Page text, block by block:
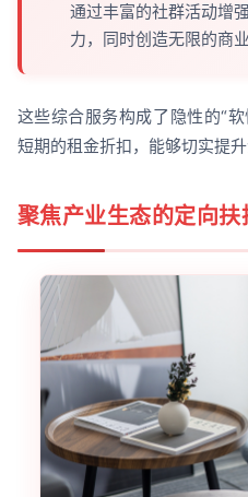
通过丰富的社群活动增
力，同时创造无限的商
这些综合服务构成了隐性的“
短期的租金折扣，能够切实提
聚焦产业生态的定向扶